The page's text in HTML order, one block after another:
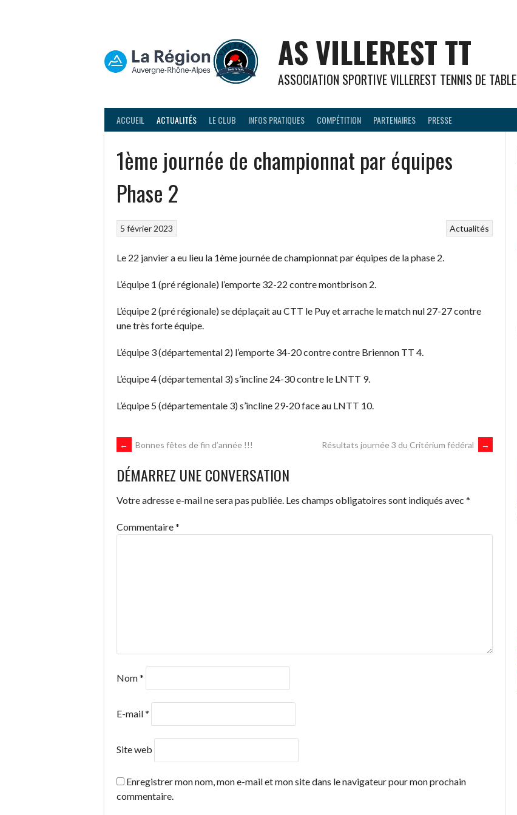
AS VILLEREST TT
ASSOCIATION SPORTIVE VILLEREST TENNIS DE TABLE
ACCUEIL ACTUALITÉS LE CLUB INFOS PRATIQUES COMPÉTITION PARTENAIRES PRESSE
1ème journée de championnat par équipes
Phase 2
Actualités
5 février 2023
Le 22 janvier a eu lieu la 1ème journée de championnat par équipes de la phase 2.
L’équipe 1 (pré régionale) l’emporte 32-22 contre montbrison 2.
L’équipe 2 (pré régionale) se déplaçait au CTT le Puy et arrache le match nul 27-27 contre
une très forte équipe.
L’équipe 3 (départemental 2) l’emporte 34-20 contre contre Briennon TT 4.
L’équipe 4 (départemental 3) s’incline 24-30 contre le LNTT 9.
L’équipe 5 (départementale 3) s’incline 29-20 face au LNTT 10.
NAVIGATION
DES
ARTICLES
← Bonnes fêtes de fin d’année !!! Résultats journée 3 du Critérium fédéral →
DÉMARREZ UNE CONVERSATION
Votre adresse e-mail ne sera pas publiée. Les champs obligatoires sont indiqués avec *
Commentaire*
Nom*
E-mail*
Site web
Enregistrer mon nom, mon e-mail et mon site dans le navigateur pour mon prochain
commentaire.